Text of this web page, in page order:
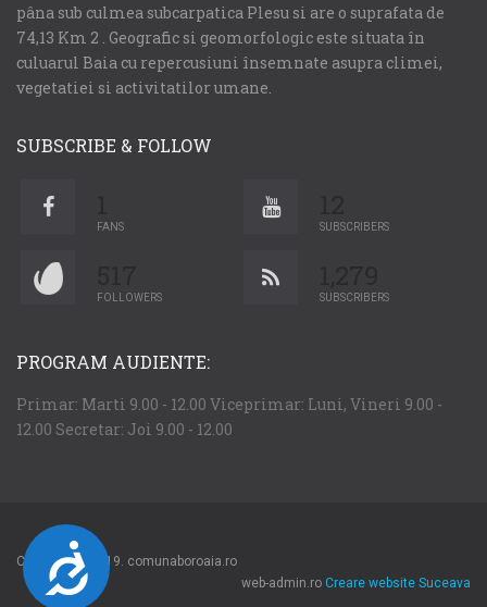
Accesibilitate
pâna sub culmea subcarpatica Plesu si are o suprafata de
74,13 Km 2 . Geografic si geomorfologic este situata în
culuarul Baia cu repercusiuni însemnate asupra climei,
vegetatiei si activitatilor umane.
SUBSCRIBE & FOLLOW
FANS SUBSCRIBERS
FOLLOWERS SUBSCRIBERS
PROGRAM AUDIENTE:
Primar: Marti 9.00 - 12.00 Viceprimar: Luni, Vineri 9.00 -
12.00 Secretar: Joi 9.00 - 12.00
Copyright © 2019. comunaboroaia.ro
web-admin.ro Creare website Suceava